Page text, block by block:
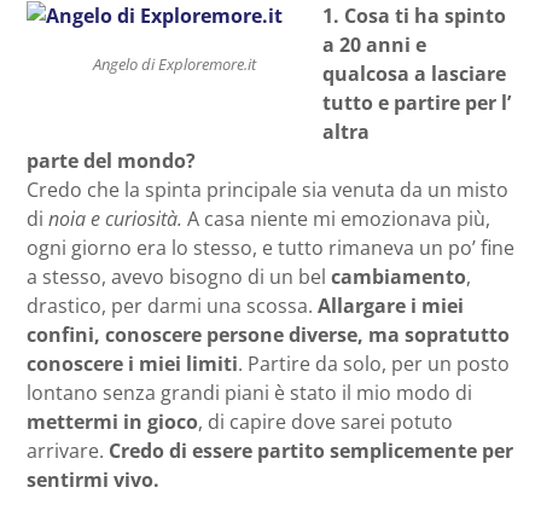
Angelo di Exploremore.it
1. Cosa ti ha spinto
a 20 anni e
qualcosa a lasciare
tutto e partire per l’
altra
parte del mondo?
Credo che la spinta principale sia venuta da un misto
di noia e curiosità. A casa niente mi emozionava più,
ogni giorno era lo stesso, e tutto rimaneva un po’ fine
a stesso, avevo bisogno di un bel cambiamento,
drastico, per darmi una scossa. Allargare i miei
confini, conoscere persone diverse, ma sopratutto
conoscere i miei limiti. Partire da solo, per un posto
lontano senza grandi piani è stato il mio modo di
mettermi in gioco, di capire dove sarei potuto
arrivare. Credo di essere partito semplicemente per
sentirmi vivo.